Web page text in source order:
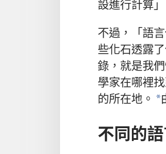
設進行計算
不過，「語
些化石透露
錄，就是我
學家在哪裡
的所在地。 *
不同的